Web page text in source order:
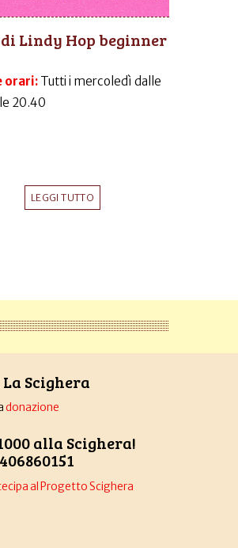
di Lindy Hop beginner
orari: Tutti i mercoledì dalle
20.40
LEGGI TUTTO
Scighera
donazione
alla Scighera!
al Progetto Scighera